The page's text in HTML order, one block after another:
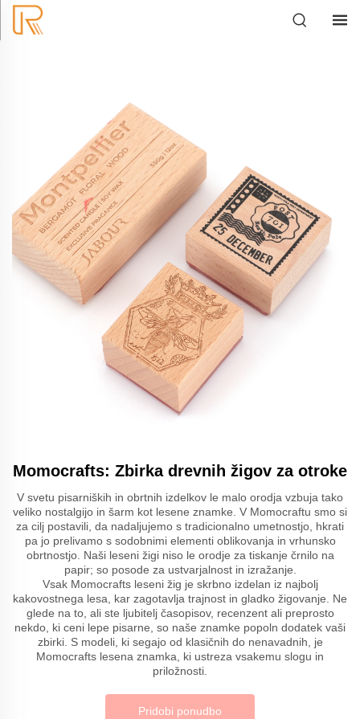
Momocrafts: Zbirka drevnih žigov za otroke
V svetu pisarniških in obrtnih izdelkov le malo orodja vzbuja tako
veliko nostalgijo in šarm kot lesene znamke. V Momocraftu smo si
za cilj postavili, da nadaljujemo s tradicionalno umetnostjo, hkrati
pa jo prelivamo s sodobnimi elementi oblikovanja in vrhunsko
obrtnostjo. Naši leseni žigi niso le orodje za tiskanje črnilo na
papir; so posode za ustvarjalnost in izražanje.
Vsak Momocrafts leseni žig je skrbno izdelan iz najbolj
kakovostnega lesa, kar zagotavlja trajnost in gladko žigovanje. Ne
glede na to, ali ste ljubitelj časopisov, recenzent ali preprosto
nekdo, ki ceni lepe pisarne, so naše znamke popoln dodatek vaši
zbirki. S modeli, ki segajo od klasičnih do nenavadnih, je
Momocrafts lesena znamka, ki ustreza vsakemu slogu in
priložnosti.
Pridobi ponudbo